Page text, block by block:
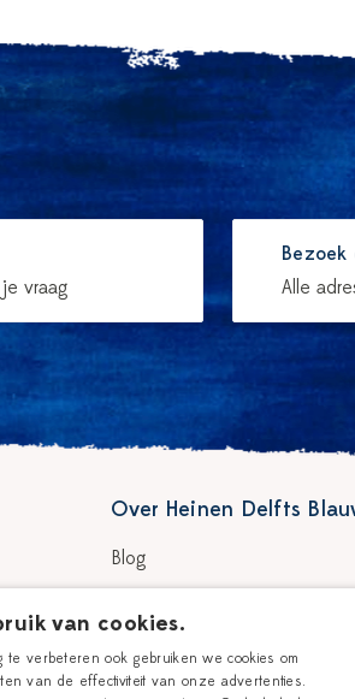
vraag
Alle
Over Heinen Delfts
Blog
Onze plateelschilders
Winkels
van cookies.
verbeteren ook gebruiken we cookies om
van de effectiviteit van onze advertenties.